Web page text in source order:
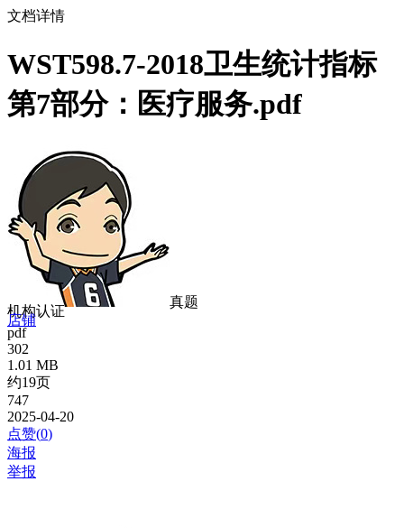
文档详情
WST598.7-2018卫生统计指标
第7部分：医疗服务.pdf
真题
机构认证
店铺
pdf
302
1.01 MB
约19页
747
2025-04-20
点赞(0)
海报
举报